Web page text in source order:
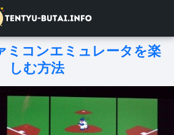
コンエミュレータを楽
しむ方法